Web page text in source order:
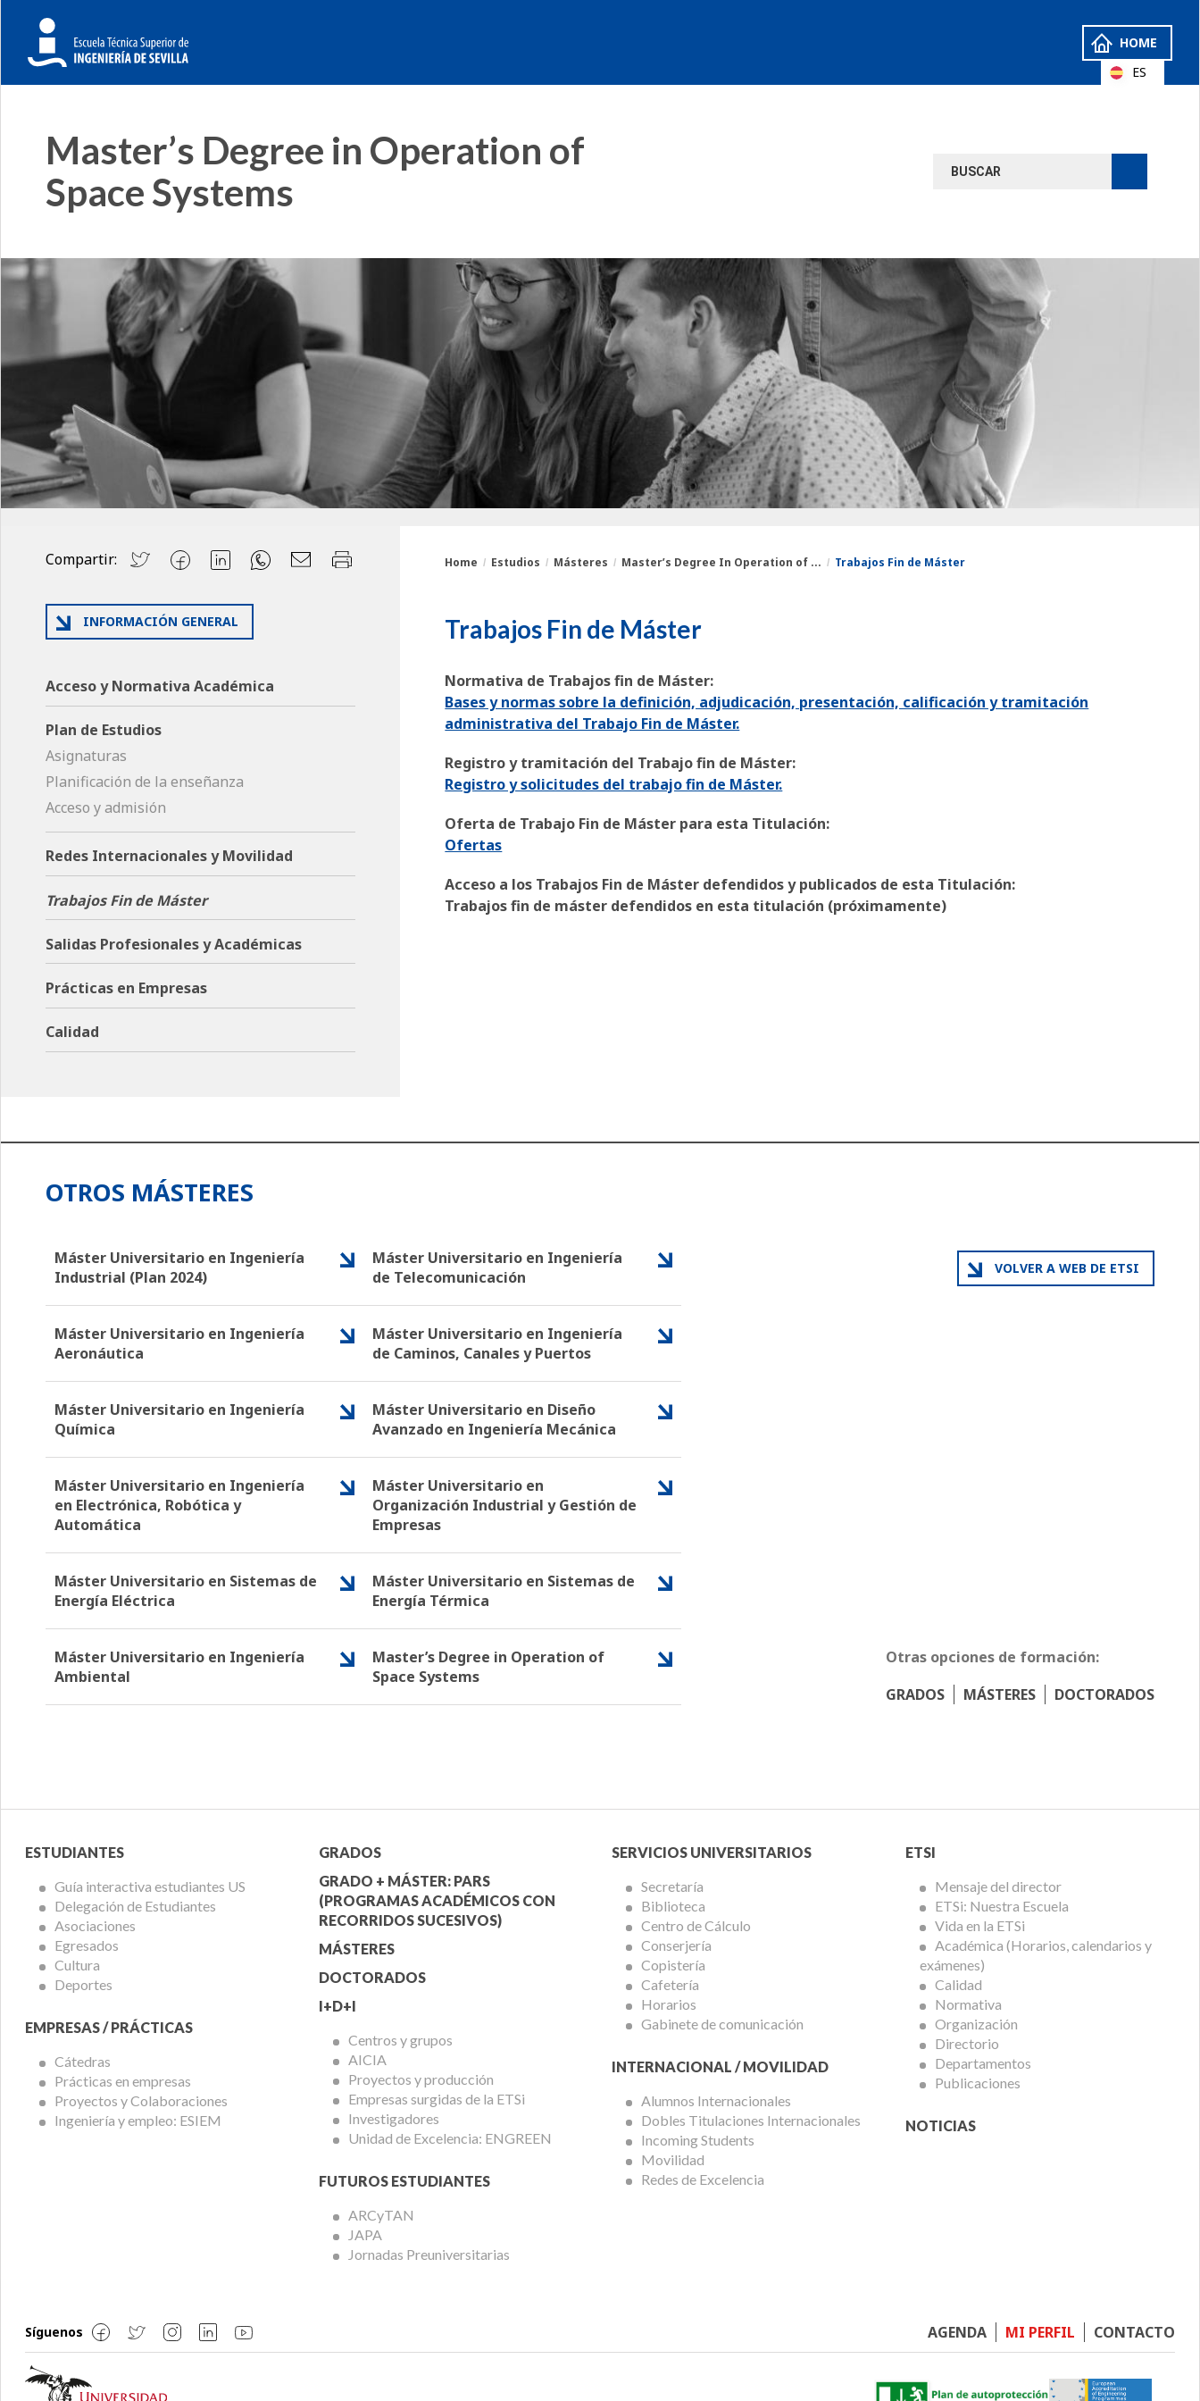
HOME
Master’s Degree in Operation of
Space Systems
are
Home Estudios Másteres Master’s Degree In Operation of ... Trabajos Fin de Máster
Trabajos Fin de Máster
Normativa de Trabajos fin de Máster:
Bases y normas sobre la definición, adjudicación, presentación, calificación y tramitación
administrativa del Trabajo Fin de Máster.
Registro y tramitación del Trabajo fin de Máster:
Registro y solicitudes del trabajo fin de Máster.
Oferta de Trabajo Fin de Máster para esta Titulación:
Ofertas
Acceso a los Trabajos Fin de Máster defendidos y publicados de esta Titulación:
Trabajos fin de máster defendidos en esta titulación (próximamente)
Compartir:
INFORMACIÓN GENERAL
Acceso y Normativa Académica
Plan de Estudios
Asignaturas
Planificación de la enseñanza
Acceso y admisión
Redes Internacionales y Movilidad
Trabajos Fin de Máster
Salidas Profesionales y Académicas
Prácticas en Empresas
Calidad
OTROS MÁSTERES
Máster Universitario en Ingeniería
Industrial (Plan 2024)
Máster Universitario en Ingeniería
de Telecomunicación
Máster Universitario en Ingeniería
Aeronáutica
Máster Universitario en Ingeniería
de Caminos, Canales y Puertos
Máster Universitario en Ingeniería
Química
Máster Universitario en Diseño
Avanzado en Ingeniería Mecánica
Máster Universitario en Ingeniería
en Electrónica, Robótica y
Automática
Máster Universitario en
Organización Industrial y Gestión de
Empresas
Máster Universitario en Sistemas de
Energía Eléctrica
Máster Universitario en Sistemas de
Energía Térmica
Máster Universitario en Ingeniería
Ambiental
Master’s Degree in Operation of
Space Systems
VOLVER A WEB DE ETSI
Otras opciones de formación:
GRADOS
MÁSTERES DOCTORADOS
Menú
Alumnos
ESTUDIANTES
Guía interactiva estudiantes US
Delegación de Estudiantes
Asociaciones
Egresados
Cultura
Deportes
EMPRESAS / PRÁCTICAS
Cátedras
Prácticas en empresas
Proyectos y Colaboraciones
Ingeniería y empleo: ESIEM
Menú
Oferta
Académica
GRADOS
GRADO + MÁSTER: PARS
(PROGRAMAS ACADÉMICOS CON
RECORRIDOS SUCESIVOS)
MÁSTERES
DOCTORADOS
I+D+I
Centros y grupos
AICIA
Proyectos y producción
Empresas surgidas de la ETSi
Investigadores
Unidad de Excelencia: ENGREEN
FUTUROS ESTUDIANTES
ARCyTAN
JAPA
Jornadas Preuniversitarias
Menú
Servicios
Universitarios
SERVICIOS UNIVERSITARIOS
Secretaría
Biblioteca
Centro de Cálculo
Conserjería
Copistería
Cafetería
Horarios
Gabinete de comunicación
INTERNACIONAL / MOVILIDAD
Alumnos Internacionales
Dobles Titulaciones Internacionales
Incoming Students
Movilidad
Redes de Excelencia
Menú
ETSi
ETSI
Mensaje del director
ETSi: Nuestra Escuela
Vida en la ETSi
Académica (Horarios, calendarios y
exámenes)
Calidad
Normativa
Organización
Directorio
Departamentos
Publicaciones
NOTICIAS
Síguenos
Footer
AGENDA MI PERFIL CONTACTO
ES